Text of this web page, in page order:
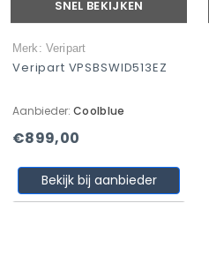
SNEL BEKIJKEN
Merk: Veripart
Veripart VPSBSWID513EZ
Aanbieder: Coolblue
€899,00
Bekijk bij aanbieder